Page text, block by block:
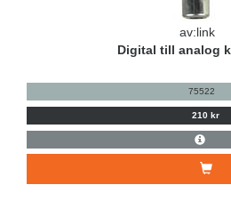
av:link
Digital till analog
75522
210 kr